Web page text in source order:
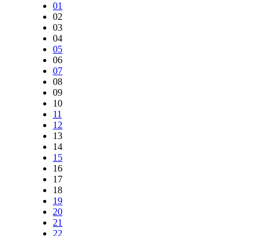
01
02
03
04
05
06
07
08
09
10
11
12
13
14
15
16
17
18
19
20
21
22